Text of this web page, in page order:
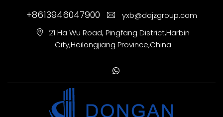
+8613946047900
yxb@dajzgroup.com
21 Ha Wu Road, Pingfang District,Harbin
City,Heilongjiang Province,China